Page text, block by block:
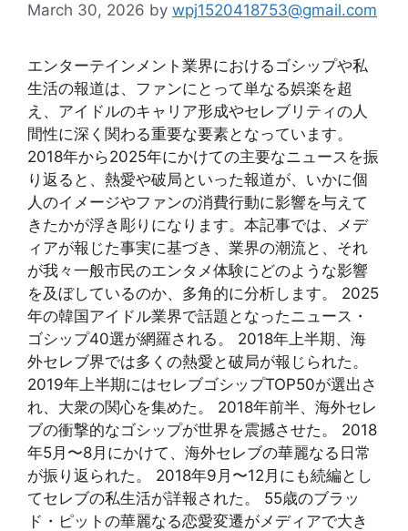
March 30, 2026 by wpj1520418753@gmail.com
エンターテインメント業界におけるゴシップや私
生活の報道は、ファンにとって単なる娯楽を超
え、アイドルのキャリア形成やセレブリティの人
間性に深く関わる重要な要素となっています。
2018年から2025年にかけての主要なニュースを振
り返ると、熱愛や破局といった報道が、いかに個
人のイメージやファンの消費行動に影響を与えて
きたかが浮き彫りになります。本記事では、メデ
ィアが報じた事実に基づき、業界の潮流と、それ
が我々一般市民のエンタメ体験にどのような影響
を及ぼしているのか、多角的に分析します。 2025
年の韓国アイドル業界で話題となったニュース・
ゴシップ40選が網羅される。 2018年上半期、海
外セレブ界では多くの熱愛と破局が報じられた。
2019年上半期にはセレブゴシップTOP50が選出さ
れ、大衆の関心を集めた。 2018年前半、海外セレ
ブの衝撃的なゴシップが世界を震撼させた。 2018
年5月〜8月にかけて、海外セレブの華麗なる日常
が振り返られた。 2018年9月〜12月にも続編とし
てセレブの私生活が詳報された。 55歳のブラッ
ド・ピットの華麗なる恋愛変遷がメディアで大き